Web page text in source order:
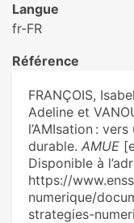
Langue
fr-FR
Référence
FRANÇOIS,
Adeline et
l’AMIsation :
durable. AMUE
Disponible à
https://
numerique/
strategies-